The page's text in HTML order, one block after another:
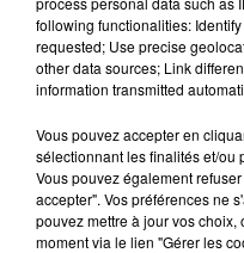
Kelly
following functionalities:
requested; Use precise
other data sources; Link
information transmitted
Vous pouvez accepter en
sélectionnant les finalités et/ou
Vous pouvez également
accepter". Vos préférences ne
pouvez mettre à jour vos
moment via le lien "Gérer les